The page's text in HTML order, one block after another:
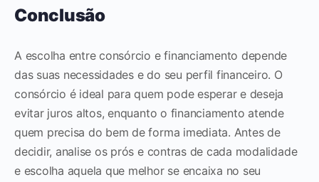
Conclusão
A escolha entre consórcio e financiamento depende
das suas necessidades e do seu perfil financeiro. O
consórcio é ideal para quem pode esperar e deseja
evitar juros altos, enquanto o financiamento atende
quem precisa do bem de forma imediata. Antes de
decidir, analise os prós e contras de cada modalidade
e escolha aquela que melhor se encaixa no seu